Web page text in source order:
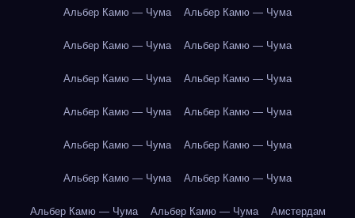
Альбер Камю — Чума Альбер Камю — Чума
Альбер Камю — Чума Альбер Камю — Чума
Альбер Камю — Чума Альбер Камю — Чума
Альбер Камю — Чума Альбер Камю — Чума
Альбер Камю — Чума Альбер Камю — Чума
Альбер Камю — Чума Альбер Камю — Чума
Альбер Камю — Чума Альбер Камю — Чума Амстердам